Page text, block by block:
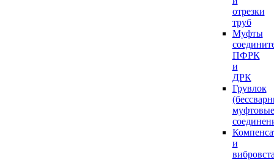
отрезки
труб
Муфты
ПФРК
и
ДРК
Грувлок
муфтовые
и